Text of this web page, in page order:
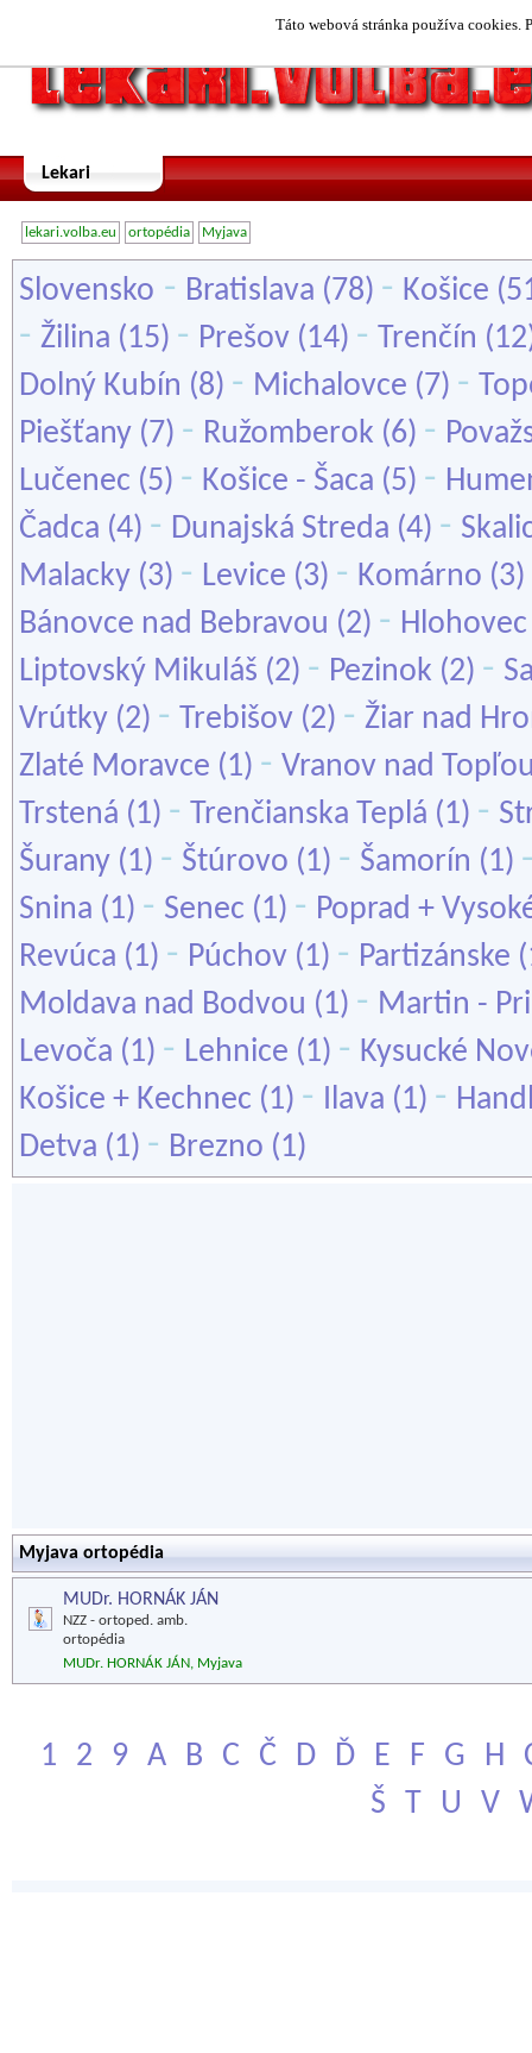
Táto webová stránka používa cookies.
Lekari
lekari.volba.eu ortopédia Myjava
Slovensko - Bratislava (78) - Košice
- Žilina (15) - Prešov (14) - Trenčín
Dolný Kubín (8) - Michalovce (7) -
Piešťany (7) - Ružomberok (6) -
Lučenec (5) - Košice - Šaca (5) -
Čadca (4) - Dunajská Streda (4) -
Malacky (3) - Levice (3) - Komárno (3)
Bánovce nad Bebravou (2) - Hlohovec
Liptovský Mikuláš (2) - Pezinok (2) -
Vrútky (2) - Trebišov (2) - Žiar nad
Zlaté Moravce (1) - Vranov nad
Trstená (1) - Trenčianska Teplá (1) -
Šurany (1) - Štúrovo (1) - Šamorín (1)
Snina (1) - Senec (1) - Poprad +
Revúca (1) - Púchov (1) - Partizánske
Moldava nad Bodvou (1) - Martin -
Levoča (1) - Lehnice (1) - Kysucké
Košice + Kechnec (1) - Ilava (1) -
Detva (1) - Brezno (1)
Myjava ortopédia
MUDr. HORNÁK JÁN
NZZ - ortoped. amb.
ortopédia
MUDr. HORNÁK JÁN, Myjava
1 2 9 A B C Č D Ď E F G H
Š
T U V